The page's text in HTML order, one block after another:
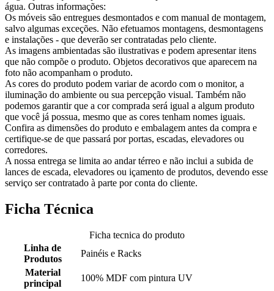
água. Outras informações:
Os móveis são entregues desmontados e com manual de montagem,
salvo algumas exceções. Não efetuamos montagens, desmontagens
e instalações - que deverão ser contratadas pelo cliente.
As imagens ambientadas são ilustrativas e podem apresentar itens
que não compõe o produto. Objetos decorativos que aparecem na
foto não acompanham o produto.
As cores do produto podem variar de acordo com o monitor, a
iluminação do ambiente ou sua percepção visual. Também não
podemos garantir que a cor comprada será igual a algum produto
que você já possua, mesmo que as cores tenham nomes iguais.
Confira as dimensões do produto e embalagem antes da compra e
certifique-se de que passará por portas, escadas, elevadores ou
corredores.
A nossa entrega se limita ao andar térreo e não inclui a subida de
lances de escada, elevadores ou içamento de produtos, devendo esse
serviço ser contratado à parte por conta do cliente.
Ficha Técnica
Ficha tecnica do produto
Linha de
Produtos
Painéis e Racks
Material
principal
100% MDF com pintura UV